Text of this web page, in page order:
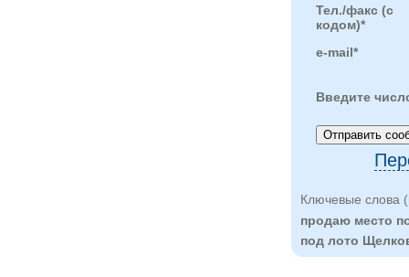
Тел./факс (с
кодом)*
e-mail*
Введите
Ключевые слова
продаю место
под лото